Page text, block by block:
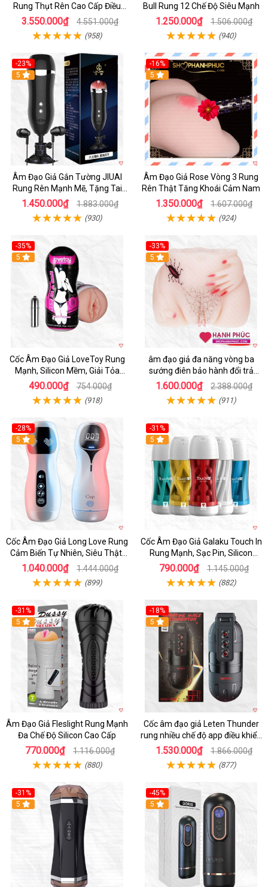
Rung Thụt Rên Cao Cấp Điều
Khiển App
3.550.000₫ 4.551.000₫
(958)
Bull Rung 12 Chế Độ Siêu Mạnh
1.250.000₫ 1.506.000₫
(940)
-23%
5
Âm Đạo Giả Gắn Tường JIUAI
Rung Rên Mạnh Mẽ, Tặng Tai
Nghe
1.450.000₫ 1.883.000₫
(930)
-16%
5
Âm Đạo Giả Rose Vòng 3 Rung
Rên Thật Tăng Khoái Cảm Nam
1.350.000₫ 1.607.000₫
(924)
-35%
5
Cốc Âm Đạo Giả LoveToy Rung
Mạnh, Silicon Mềm, Giải Tỏa
Sinh Lý
490.000₫ 754.000₫
(918)
-33%
5
âm đạo giả đa năng vòng ba
sướng điên bảo hành đổi trả
nhanh
1.600.000₫ 2.388.000₫
(911)
-28%
5
Cốc Âm Đạo Giả Long Love Rung
Cảm Biến Tự Nhiên, Siêu Thật,
Sướng
1.040.000₫ 1.444.000₫
(899)
-31%
Hot
5
Cốc Âm Đạo Giả Galaku Touch In
Rung Mạnh, Sạc Pin, Silicon
Mềm
790.000₫ 1.145.000₫
(882)
-31%
5
Âm Đạo Giả Fleslight Rung Mạnh
Đa Chế Độ Silicon Cao Cấp
770.000₫ 1.116.000₫
(880)
-18%
5
Cốc âm đạo giả Leten Thunder
rung nhiều chế độ app điều khiển
tiện lợi
1.530.000₫ 1.866.000₫
(877)
-31%
5
-45%
Hot
5